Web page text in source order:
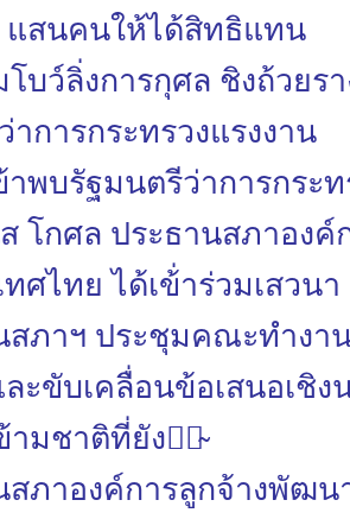
แสนคนให้ได้สิทธิแทน
โบว์ลิ่งการกุศล ชิงถ้วยร
าการกระทรวงแรงงาน
าพบรัฐมนตรีว่าการกระท
โกศล​ ประธาน​สภา​องค์
ทศไทย​ ได้เข้่าร่วมเสวนา
สภาฯ ประชุมคณะทำ​งา
ะ​ขับเคลื่อน​ข้อเสนอ​เชิง​
ามชาติ​ที่​ยัง​มิ̴
สภา​องค์การ​ลูกจ้าง​พัฒน